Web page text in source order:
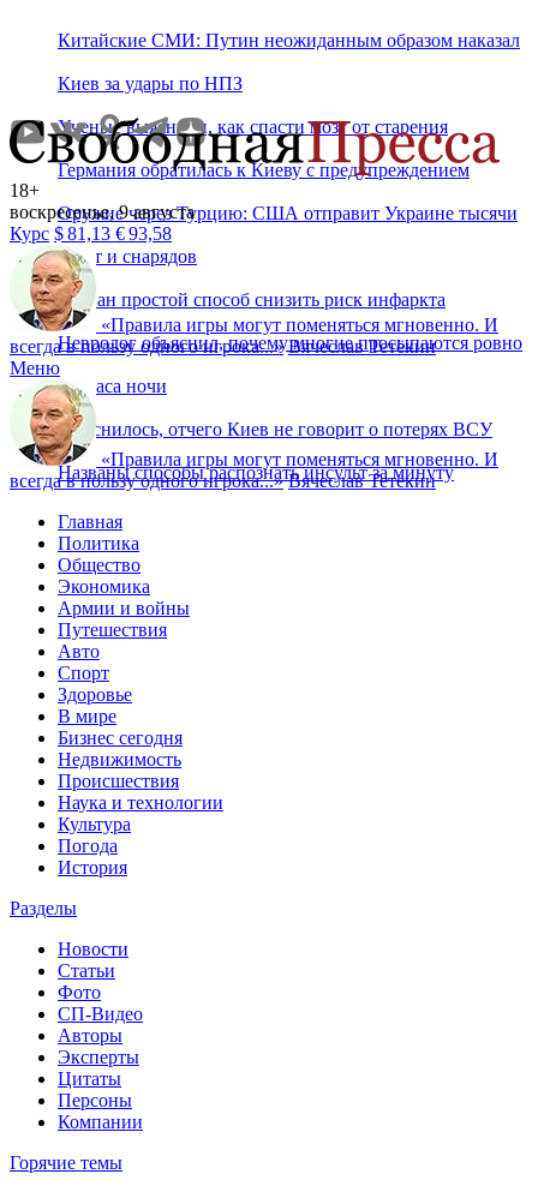
Китайские СМИ: Путин неожиданным образом наказал
Киев за удары по НПЗ
Ученые выяснили, как спасти мозг от старения
Германия обратилась к Киеву с предупреждением
Оружие через Турцию: США отправит Украине тысячи
ракет и снарядов
Назван простой способ снизить риск инфаркта
Невролог объяснил, почему многие просыпаются ровно
в 3 часа ночи
Выяснилось, отчего Киев не говорит о потерях ВСУ
Названы способы распознать инсульт за минуту
18+
воскресенье, 9 августа
Курс $81,13 €93,58
«Правила игры могут поменяться мгновенно. И
всегда в пользу одного игрока...» Вячеслав Тетёкин
Меню
«Правила игры могут поменяться мгновенно. И
всегда в пользу одного игрока...» Вячеслав Тетёкин
Главная
Политика
Общество
Экономика
Армии и войны
Путешествия
Авто
Спорт
Здоровье
В мире
Бизнес сегодня
Недвижимость
Происшествия
Наука и технологии
Культура
Погода
История
Разделы
Новости
Статьи
Фото
СП-Видео
Авторы
Эксперты
Цитаты
Персоны
Компании
Горячие темы